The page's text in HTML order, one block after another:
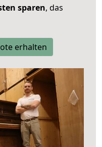
sparen, das
erhalten